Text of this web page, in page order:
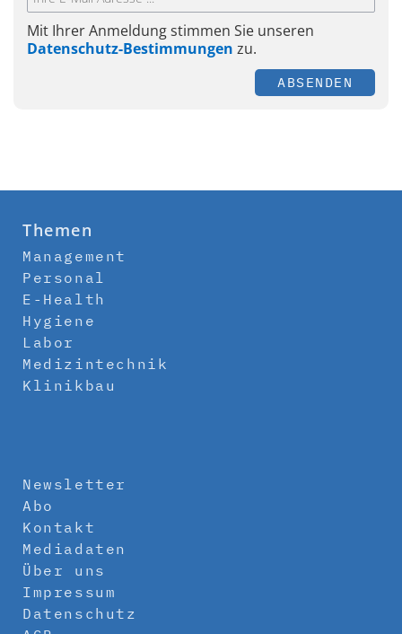
Mit Ihrer Anmeldung stimmen Sie unseren
Datenschutz-Bestimmungen zu.
ABSENDEN
Themen
Management
Personal
E-Health
Hygiene
Labor
Medizintechnik
Klinikbau
Newsletter
Abo
Kontakt
Mediadaten
Über uns
Impressum
Datenschutz